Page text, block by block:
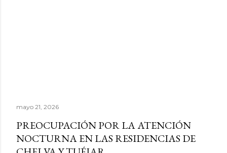
mayo 21, 2026
PREOCUPACIÓN POR LA ATENCIÓN
NOCTURNA EN LAS RESIDENCIAS DE